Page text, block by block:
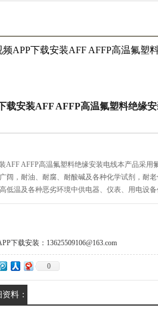
APP下载安装AFF AFFP高温氟塑
载安装AFF AFFP高温氟塑料绝缘
AFF AFFP高温氟塑料绝缘安装电线本产品采用
，耐油、耐腐、耐酸碱及各种化学试剂，耐老化
低温及各种恶劣环境中供电器、仪表、用电设
下载安装：13625509106@163.com
0
：